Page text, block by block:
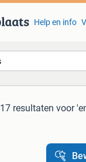
Help en info
17 resultaten voor